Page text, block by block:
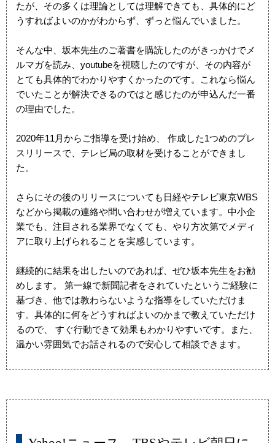
たが、その多くは理論としては理解できても、具体的にど
うすればよいのかがわからず、ずっと悩んでいました。
そんな中、坂本先生のご著書を購読したのがきっかけでメ
ルマガを読み、youtubeを視聴したのですが、その内容が
とても具体的でわかりやすくかったのです。これなら悩ん
でいたことが解決できるのではと感じたのが申込んだ一番
の理由でした。
2020年11月からご指導を受け始め、 作成した1つめのプレ
スリリースで、テレビ局の取材を受けることができまし
た。
さらにその後のリリースについても日経やテレビ東京WBS
などから掲載の連絡や問い合わせが増えています。中小企
業でも、注目される業界でなくても、やり方次第でメディ
アに取り上げられることを実感しています。
継続的に結果を出したいのであれば、ぜひ坂本先生をお勧
めします。 第一線で新聞記者をされていたというご経験に
基づき、他では教わらないような指導をしていただけま
す。具体的に何をどうすればよいのかまで教えていただけ
るので、 すぐ行動できて効果もわかりやすいです。また、
温かい雰囲気でお話されるので安心して相談できます。